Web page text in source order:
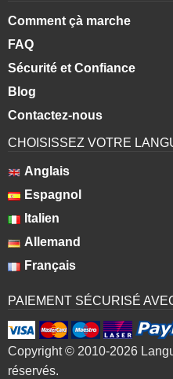
Comment çà marche
FAQ
Sécurité et Confiance
Blog
Contactez-nous
CHOISISSEZ VOTRE
Anglais
Espagnol
Italien
Allemand
Français
PAIEMENT SÉCURISÉ
Copyright © 2010-2026
réservés.